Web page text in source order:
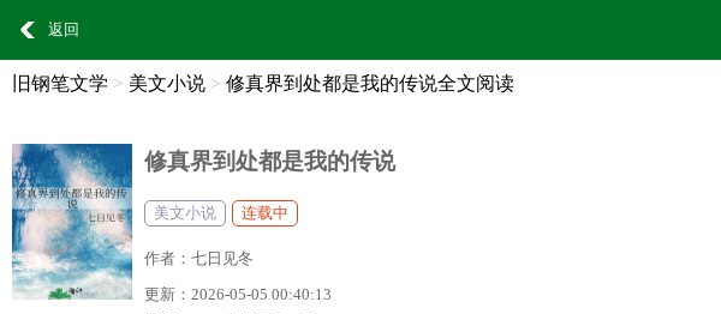
返回
旧钢笔文学 > 美文小说 > 修真界到处都是我的传说全文阅读
修真界到处都是我的传说
美文小说 连载中
作者： 七日见冬
更新： 2026-05-05 00:40:13